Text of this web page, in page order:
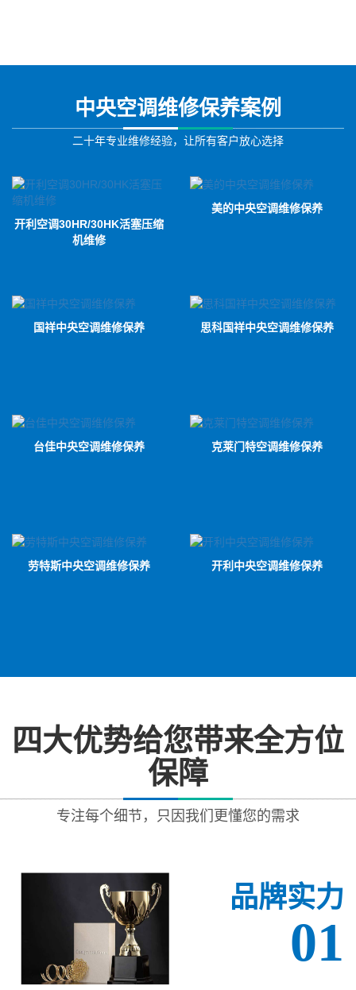
中央空调维修保养案例
二十年专业维修经验，让所有客户放心选择
开利空调30HR/30HK活塞压缩
机维修
美的中央空调维修保养
国祥中央空调维修保养 思科国祥中央空调维修保养
台佳中央空调维修保养 克莱门特空调维修保养
劳特斯中央空调维修保养 开利中央空调维修保养
四大优势给您带来全方位
保障
专注每个细节，只因我们更懂您的需求
品牌实力
01